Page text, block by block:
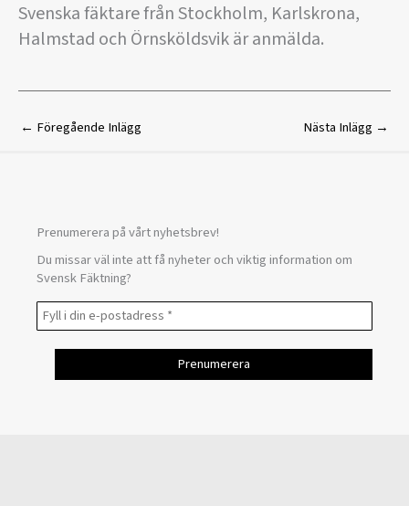
Svenska fäktare från Stockholm, Karlskrona,
Halmstad och Örnsköldsvik är anmälda.
← Föregående Inlägg Nästa Inlägg →
Prenumerera på vårt nyhetsbrev!
Du missar väl inte att få nyheter och viktig information om
Svensk Fäktning?